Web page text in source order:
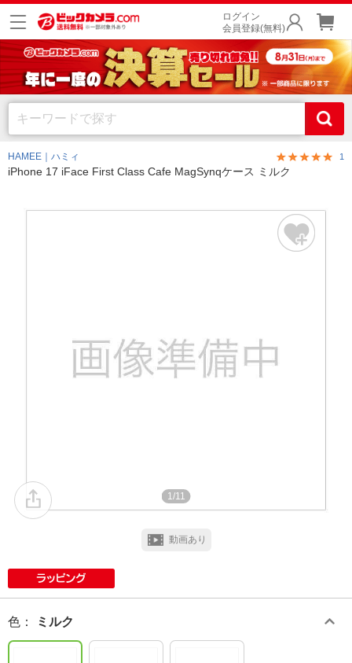
ログイン
会員登録(無料)
HAMEE｜ハミィ 1
iPhone 17 iFace First Class Cafe MagSynqケース ミルク
1/11
動画あり
色 ： ミルク